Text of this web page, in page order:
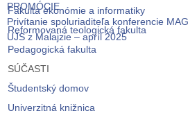
Fakulta ekonómie a informatiky
Reformovaná teologická fakulta
Pedagogická fakulta
SÚČASTI
Študentský domov
Univerzitná knižnica
PROMÓCIE
Privítanie spoluriaditeľa konferencie
UJS z Malajzie – apríl 2025